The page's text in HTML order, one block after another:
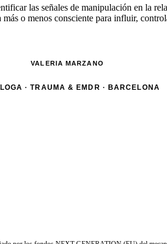
las señales de manipulación en la
más o menos consciente para influir,
VALERIA MARZANO
· TRAUMA & EMDR · BARCELONA